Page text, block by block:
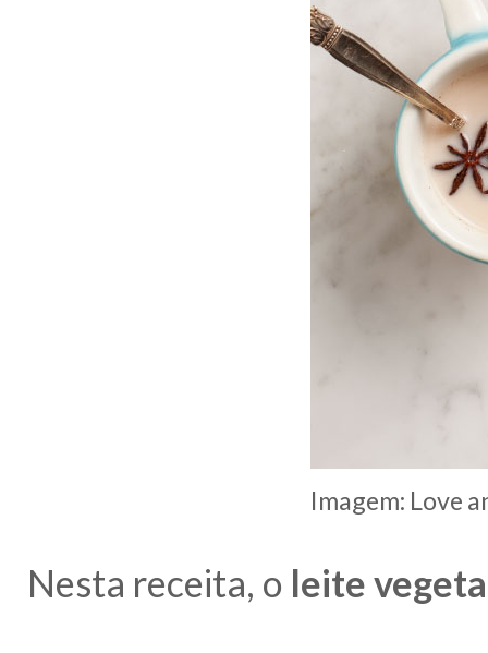
Imagem: Love
Nesta receita, o leite